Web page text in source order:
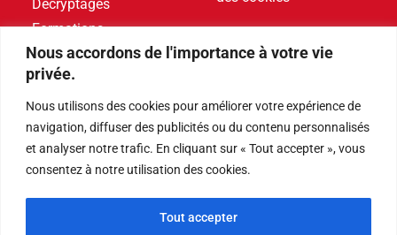
Nous accordons de l'importance à votre vie
privée.
Nous utilisons des cookies pour améliorer votre expérience de
navigation, diffuser des publicités ou du contenu personnalisés
et analyser notre trafic. En cliquant sur « Tout accepter », vous
consentez à notre utilisation des cookies.
Tout accepter
Decryptages
Formations
Livres blancs
DERNIERS ARTICLES
Événements,Produits
ses pompes à chaleur Poolex MegaLine Fi